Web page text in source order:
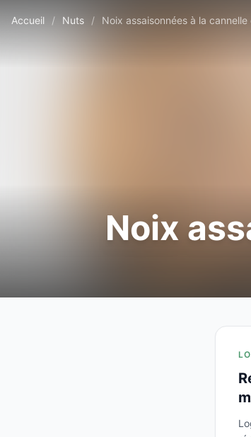
Accueil / Nuts / Noix assaisonnées à la
Noix